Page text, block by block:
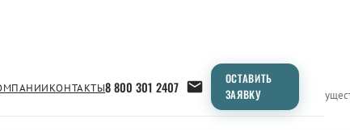
КОНТАКТЫ8 800 301 2407
ОСТАВИТЬ
ЗАЯВКУ
Применение Продукция ТипоразмерыСравнение